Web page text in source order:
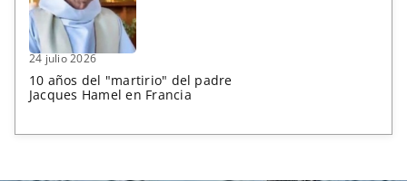
24 julio 2026
10 años del "martirio" del padre
Jacques Hamel en Francia